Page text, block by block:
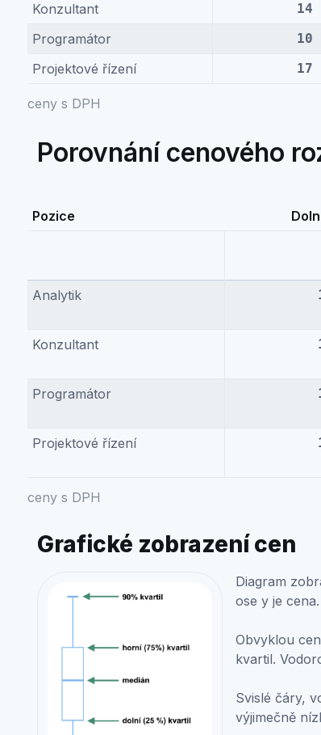
ceny s DPH
Konzultant 14
Programátor 10
Projektové řízení 17
Porovnání cenového
ceny s DPH
Pozice
Analytik
Konzultant
Programátor
Projektové řízení
Grafické zobrazení cen
Diagram
ose y je
Obvyklou
kvartil.
Svislé čáry,
výjimečně